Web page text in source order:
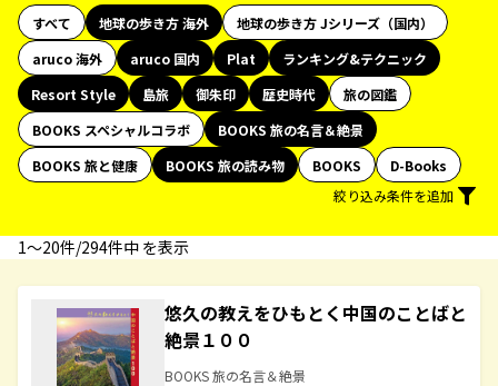
すべて 地球の歩き方 海外
地球の歩き方 Jシリーズ（国内）
aruco 海外
aruco 国内 Plat
ランキング&テクニック
Resort Style
島旅 御朱印 歴史時代
旅の図鑑
BOOKS スペシャルコラボ
BOOKS 旅の名言＆絶景
BOOKS 旅と健康
BOOKS 旅の読み物 BOOKS
D-Books
絞り込み条件を追加
1〜20件/294件中 を表示
悠久の教えをひもとく中国のことばと
絶景１００
BOOKS 旅の名言＆絶景